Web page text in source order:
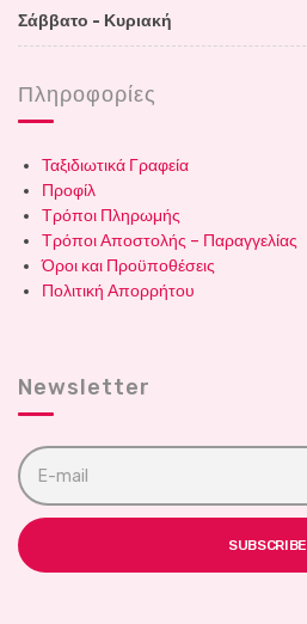
Σάββατο - Κυριακή
Πληροφορίες
Ταξιδιωτικά Γραφεία
Προφίλ
Τρόποι Πληρωμής
Τρόποι Αποστολής – Παραγγελίας
Όροι και Προϋποθέσεις
Πολιτική Απορρήτου
Newsletter
E
m
a
l
a
SUBSCRIBE